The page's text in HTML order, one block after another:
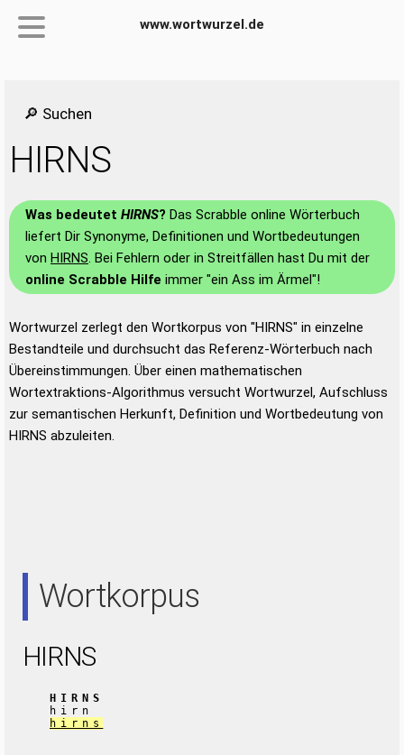
www.wortwurzel.de
🔎 Suchen
HIRNS
Was bedeutet HIRNS? Das Scrabble online Wörterbuch
liefert Dir Synonyme, Definitionen und Wortbedeutungen
von HIRNS. Bei Fehlern oder in Streitfällen hast Du mit der
online Scrabble Hilfe immer "ein Ass im Ärmel"!
Wortwurzel zerlegt den Wortkorpus von "HIRNS" in einzelne
Bestandteile und durchsucht das Referenz-Wörterbuch nach
Übereinstimmungen. Über einen mathematischen
Wortextraktions-Algorithmus versucht Wortwurzel, Aufschluss
zur semantischen Herkunft, Definition und Wortbedeutung von
HIRNS abzuleiten.
Wortkorpus
HIRNS
HIRNS
hirn
hirns